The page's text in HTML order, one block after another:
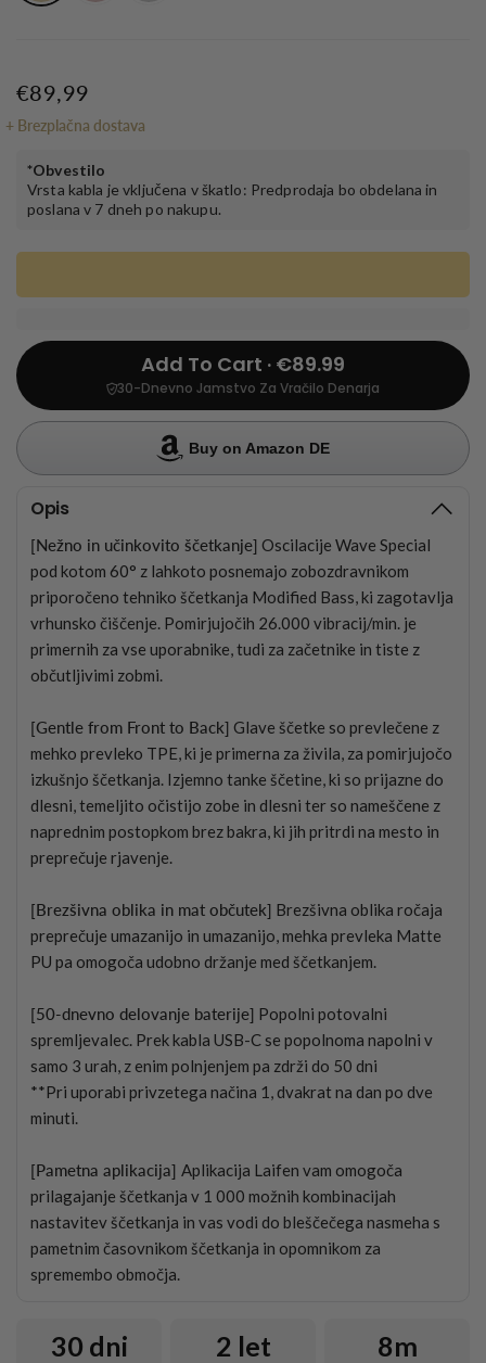
€89,99
+ Brezplačna dostava
*Obvestilo
Vrsta kabla je vključena v škatlo: Predprodaja bo obdelana in
poslana v 7 dneh po nakupu.
Add To Cart · €89.99
30-Dnevno Jamstvo Za Vračilo Denarja
Buy on Amazon DE
Opis
[Nežno in učinkovito ščetkanje] Oscilacije Wave Special
pod kotom 60° z lahkoto posnemajo zobozdravnikom
priporočeno tehniko ščetkanja Modified Bass, ki zagotavlja
vrhunsko čiščenje. Pomirjujočih 26.000 vibracij/min. je
primernih za vse uporabnike, tudi za začetnike in tiste z
občutljivimi zobmi.
[Gentle from Front to Back] Glave ščetke so prevlečene z
mehko prevleko TPE, ki je primerna za živila, za pomirjujočo
izkušnjo ščetkanja. Izjemno tanke ščetine, ki so prijazne do
dlesni, temeljito očistijo zobe in dlesni ter so nameščene z
naprednim postopkom brez bakra, ki jih pritrdi na mesto in
preprečuje rjavenje.
[Brezšivna oblika in mat občutek] Brezšivna oblika ročaja
preprečuje umazanijo in umazanijo, mehka prevleka Matte
PU pa omogoča udobno držanje med ščetkanjem.
[50-dnevno delovanje baterije] Popolni potovalni
spremljevalec. Prek kabla USB-C se popolnoma napolni v
samo 3 urah, z enim polnjenjem pa zdrži do 50 dni
**Pri uporabi privzetega načina 1, dvakrat na dan po dve
minuti.
[Pametna aplikacija]Aplikacija Laifen vam omogoča
prilagajanje ščetkanja v 1 000 možnih kombinacijah
nastavitev ščetkanja in vas vodi do bleščečega nasmeha s
pametnim časovnikom ščetkanja in opomnikom za
spremembo območja.
30 dni 2 let 8m